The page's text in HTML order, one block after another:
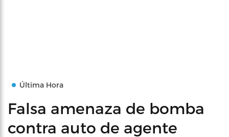
Última Hora
Falsa amenaza de bomba
contra auto de agente